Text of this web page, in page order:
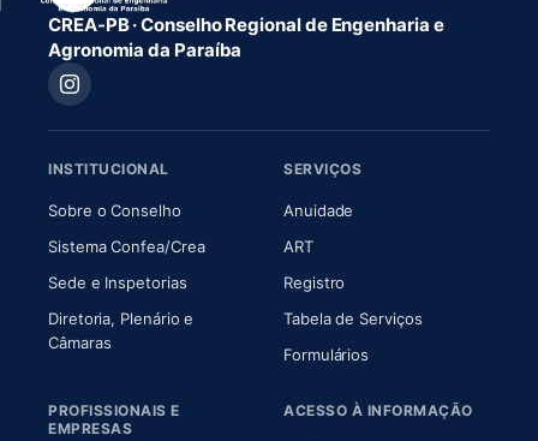
CREA-PB · Conselho Regional de Engenharia e
Agronomia da Paraíba
INSTITUCIONAL
Sobre o Conselho(abre em nova aba)
Sistema Confea/Crea(abre em nova aba)
Sede e Inspetorias
Diretoria, Plenário e
Câmaras(abre em nova aba)
SERVIÇOS
Anuidade
ART(abre em nova aba)
Registro
Tabela de Serviços
Formulários
PROFISSIONAIS E
EMPRESAS
ACESSO À INFORMAÇÃO